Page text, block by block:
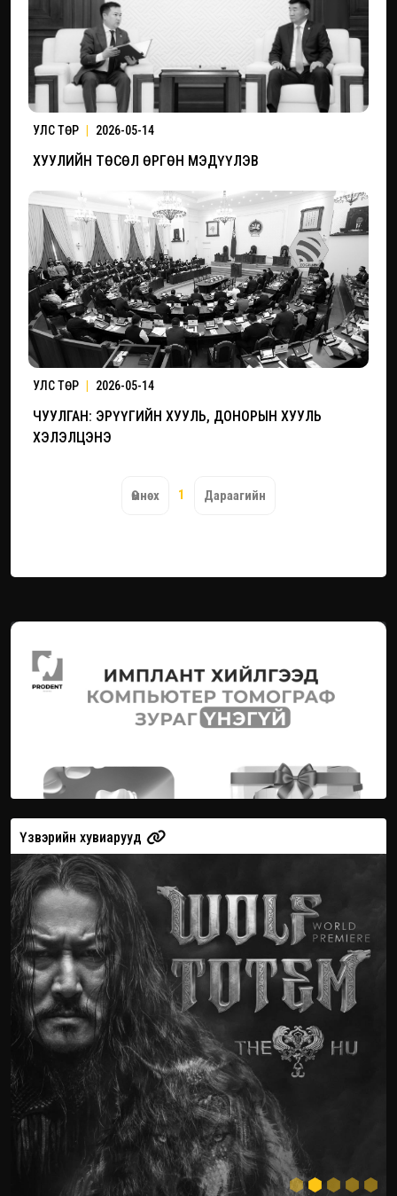
УЛС ТӨР 2026-05-14
ХУУЛИЙН ТӨСӨЛ ӨРГӨН МЭДҮҮЛЭВ
УЛС ТӨР 2026-05-14
ЧУУЛГАН: ЭРҮҮГИЙН ХУУЛЬ, ДОНОРЫН ХУУЛЬ
ХЭЛЭЛЦЭНЭ
Өмнөх 1 Дараагийн
Үзвэрийн хувиарууд